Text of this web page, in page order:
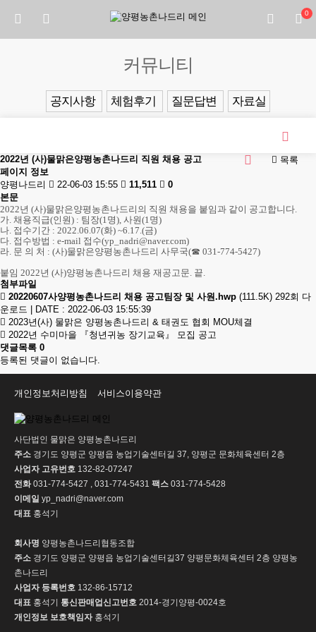
0
커뮤니티
공지사항 체험후기 질문답변 자료실
목록
2022년 (사)물맑은양평농촌나드리 직원 채용 공고
페이지 정보
양평나드리
22-06-03 15:55 11,511
0
본문
2022년 (사)물맑은양평농촌나드리의 직원 채용을 붙임과 같이 공고합니다.
가. 채용직급(인원) : 팀장(1명), 사원(1명)
나. 접수기간 : 2022.06.07(화) ~6.17.(금)
다. 접수방법 : e-mail 접수(yp_nadri@naver.com)
라. 문 의 처 : (사)물맑은양평농촌나드리 사무국(☎ 031-774-5427)
붙임 2022년 (사)양평농촌나드리 채용 재공고문. 끝.
첨부파일
20220607사양평농촌나드리 채용 공고팀장 및 사원.hwp (111.5K) 292회 다
운로드
DATE : 2022-06-03 15:55:39
2023년(사) 물맑은 양평농촌나드리 & 태권도 협회 MOU체결
2022년 수미마을 『청년귀농 장기교육』 모집 공고
댓글목록 0
등록된 댓글이 없습니다.
개인정보처리방침 서비스이용약관
사단법인 물맑은 양평농촌나드리
주소 경기도 양평군 양평읍 농업기술센터길 37, 양평군 문화체육센터 2층
사업자 고유번호 132-82-07247
전화031-774-5427 , 031-774-5431 팩스 031-774-5428
이메일 yp_nadri@naver.com
대표 홍석기
회사명 양평농촌나드리협동조합
주소 경기도 양평군 양평읍 농업기술센터길37 양평문화체육센터 2층 양평농
촌나드리
사업자 등록번호 132-86-15712
대표 홍석기 통신판매업신고번호 2014-경기양평-0024호
개인정보 보호책임자홍석기